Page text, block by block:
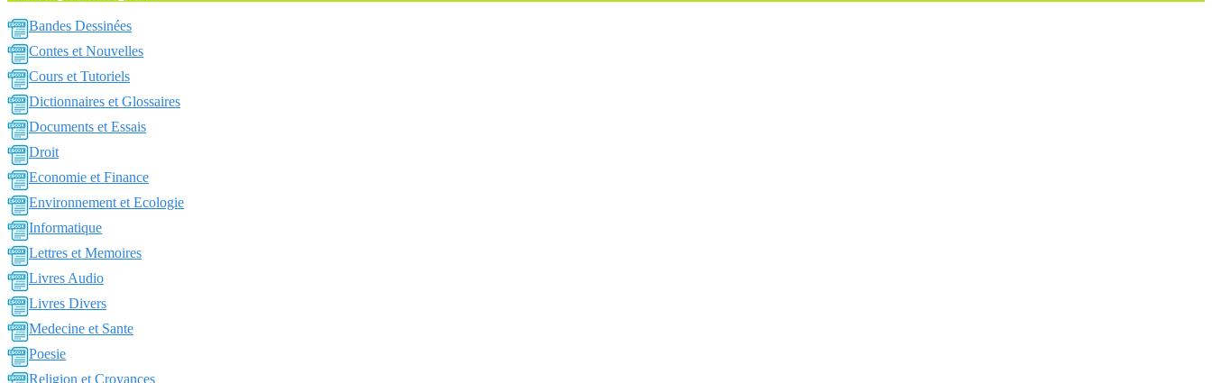
Bandes Dessinées
Contes et Nouvelles
Cours et Tutoriels
Dictionnaires et Glossaires
Documents et Essais
Droit
Economie et Finance
Environnement et Ecologie
Informatique
Lettres et Memoires
Livres Audio
Livres Divers
Medecine et Sante
Poesie
Religion et Croyances